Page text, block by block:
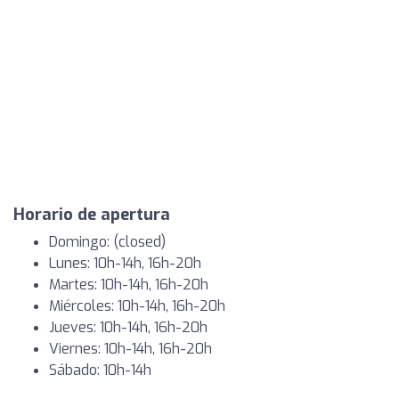
Horario de apertura
Domingo: (closed)
Lunes: 10h-14h, 16h-20h
Martes: 10h-14h, 16h-20h
Miércoles: 10h-14h, 16h-20h
Jueves: 10h-14h, 16h-20h
Viernes: 10h-14h, 16h-20h
Sábado: 10h-14h